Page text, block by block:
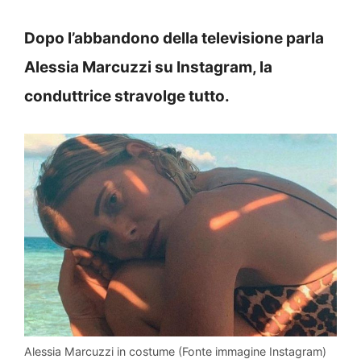
Dopo l’abbandono della televisione parla
Alessia Marcuzzi su Instagram, la
conduttrice stravolge tutto.
Alessia Marcuzzi in costume (Fonte immagine Instagram)